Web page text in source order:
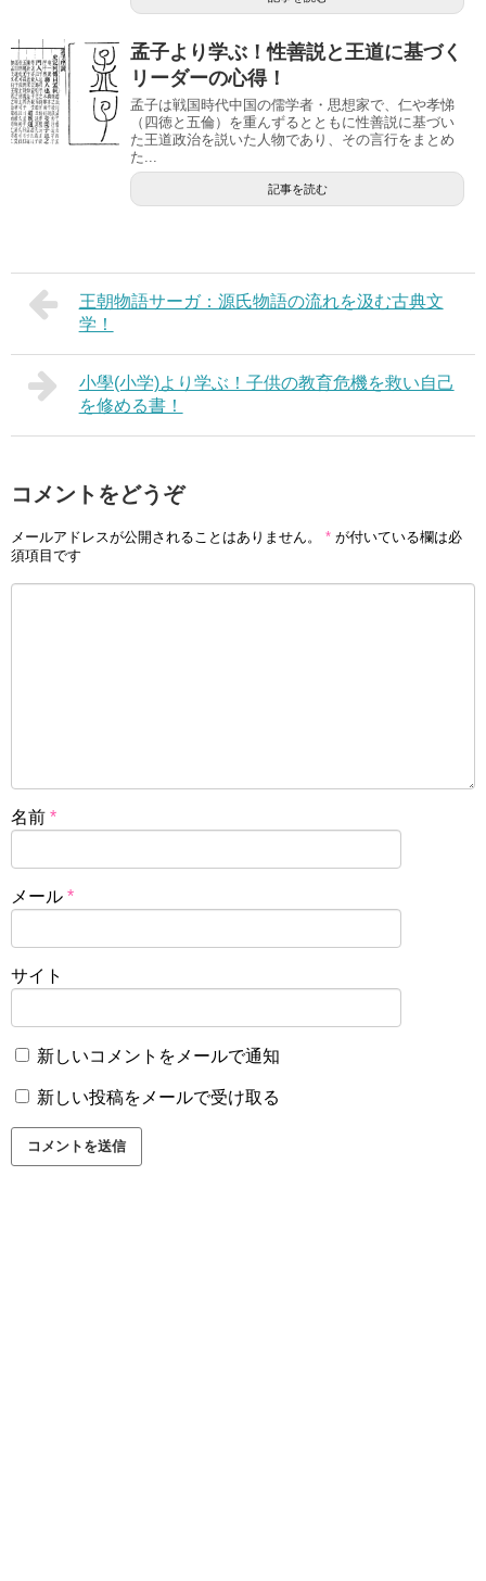
孟子より学ぶ！性善説と王道に基づく
リーダーの心得！
孟子は戦国時代中国の儒学者・思想家で、仁や孝悌
（四徳と五倫）を重んずるとともに性善説に基づい
た王道政治を説いた人物であり、その言行をまとめ
た...
記事を読む
王朝物語サーガ：源氏物語の流れを汲む古典文
学！
小學(小学)より学ぶ！子供の教育危機を救い自己
を修める書！
コメントをどうぞ
メールアドレスが公開されることはありません。 * が付いている欄は必
須項目です
名前 *
メール *
サイト
新しいコメントをメールで通知
新しい投稿をメールで受け取る